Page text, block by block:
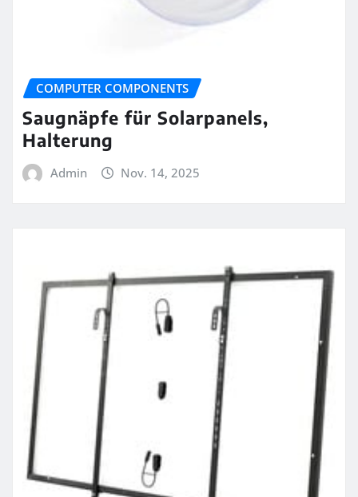
COMPUTER COMPONENTS
Saugnäpfe für Solarpanels,
Halterung
Admin Nov. 14, 2025